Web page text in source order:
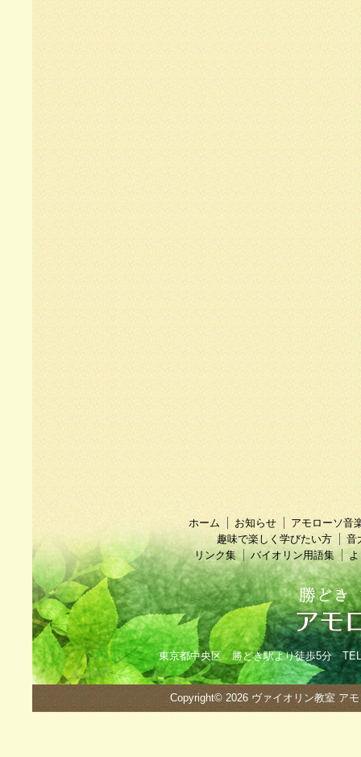
ホーム お知らせ
アモローソ音
趣味で楽しく学びたい方
音
リンク集
バイオリン用語集
東京都中央区 勝どき駅より徒歩5分
Copyright© 2026 ヴァイオリン教室 ア